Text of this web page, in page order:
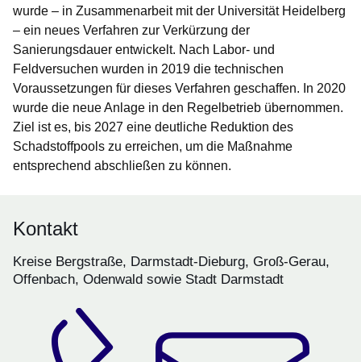
wurde – in Zusammenarbeit mit der Universität Heidelberg
– ein neues Verfahren zur Verkürzung der
Sanierungsdauer entwickelt. Nach Labor- und
Feldversuchen wurden in 2019 die technischen
Voraussetzungen für dieses Verfahren geschaffen. In 2020
wurde die neue Anlage in den Regelbetrieb übernommen.
Ziel ist es, bis 2027 eine deutliche Reduktion des
Schadstoffpools zu erreichen, um die Maßnahme
entsprechend abschließen zu können.
Kontakt
Kreise Bergstraße, Darmstadt-Dieburg, Groß-Gerau,
Offenbach, Odenwald sowie Stadt Darmstadt